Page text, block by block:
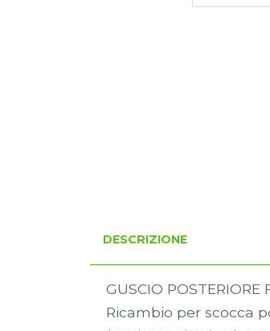
DESCRIZIONE
GUSCIO POSTERIORE
Ricambio per scocca